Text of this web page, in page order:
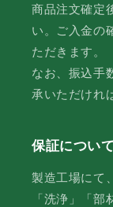
商品注文確定
い。ご入金の
ただきます。
なお、振込手
承いただけれ
保証について
製造工場にて
「洗浄」「